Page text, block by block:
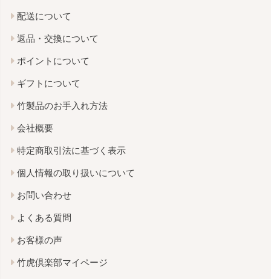
配送について
返品・交換について
ポイントについて
ギフトについて
竹製品のお手入れ方法
会社概要
特定商取引法に基づく表示
個人情報の取り扱いについて
お問い合わせ
よくある質問
お客様の声
竹虎倶楽部マイページ